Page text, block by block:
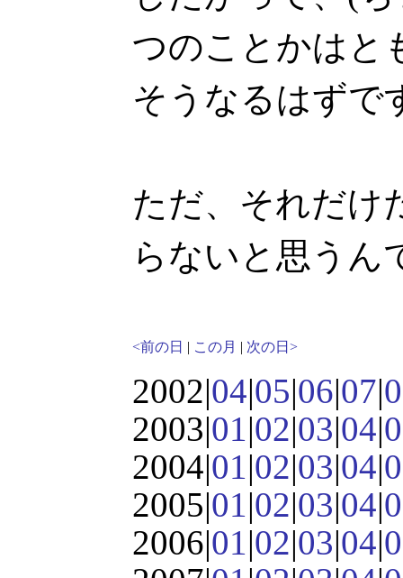
つのことかはと
そうなるはずで
ただ、それだけ
らないと思うん
<前の日 | この月 | 次の日>
2002|04|05|06|07|
2003|01|02|03|04|
2004|01|02|03|04|
2005|01|02|03|04|
2006|01|02|03|04|